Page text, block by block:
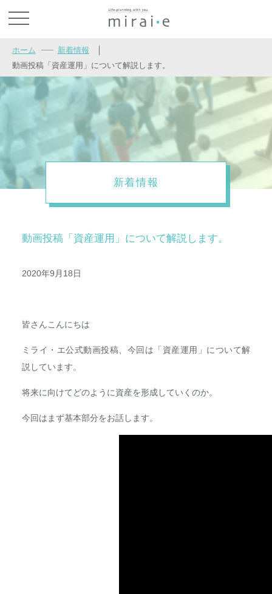
ホーム 新着情報
動画投稿「資産運用」について解説します。
新着情報
動画投稿「資産運用」について解説します。
2020年9月18日
皆さんこんにちは
ミライ・エ公式動画投稿、今回は「資産運用」について解
説しています。
将来に向けてどのように資産を形成していくのか。
今回はまず基本部分をお話します。